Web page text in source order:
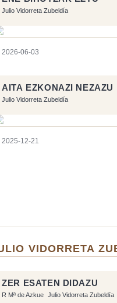
Julio Vidorreta Zubeldía
2026-06-03
AITA EZKONAZI NEZAZU
Julio Vidorreta Zubeldía
2025-12-21
VIDORRETA
ZER ESATEN DIDAZU
R Mª de Azkue Julio Vidorreta Zubeldía